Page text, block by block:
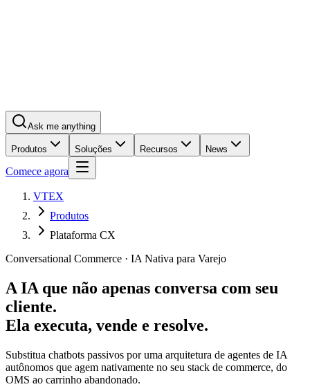
Ask me anything
Produtos Soluções Recursos News
Comece agora
VTEX
Produtos
Plataforma CX
Conversational Commerce · IA Nativa para Varejo
A IA que não apenas conversa com seu
cliente.
Ela executa, vende e resolve.
Substitua chatbots passivos por uma arquitetura de agentes de IA
autônomos que agem nativamente no seu stack de commerce, do
OMS ao carrinho abandonado.